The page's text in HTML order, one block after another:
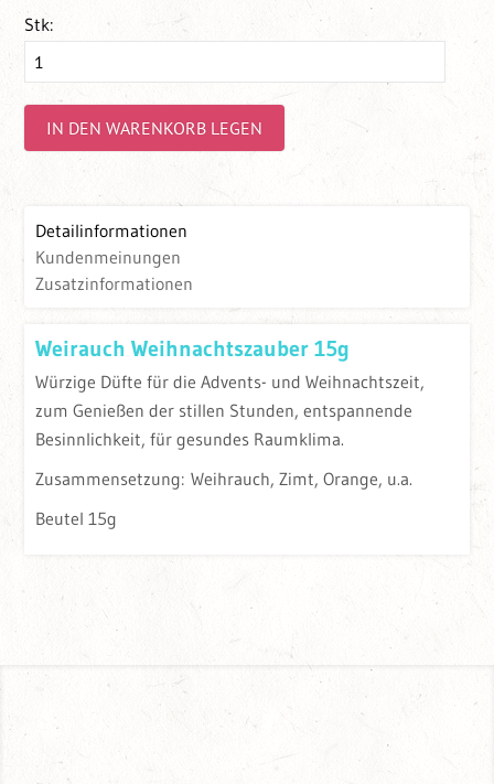
Stk:
IN DEN WARENKORB LEGEN
Detailinformationen
Kundenmeinungen
Zusatzinformationen
Weirauch Weihnachtszauber 15g
Würzige Düfte für die Advents- und Weihnachtszeit,
zum Genießen der stillen Stunden, entspannende
Besinnlichkeit, für gesundes Raumklima.
Zusammensetzung: Weihrauch, Zimt, Orange, u.a.
Beutel 15g